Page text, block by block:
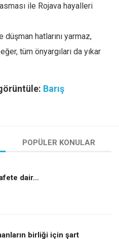
ile Rojava hayalleri
hatlarını yarmaz,
tüm önyargıları da yıkar
Barış
POPÜLER KONULAR
dair…
birliği için şart